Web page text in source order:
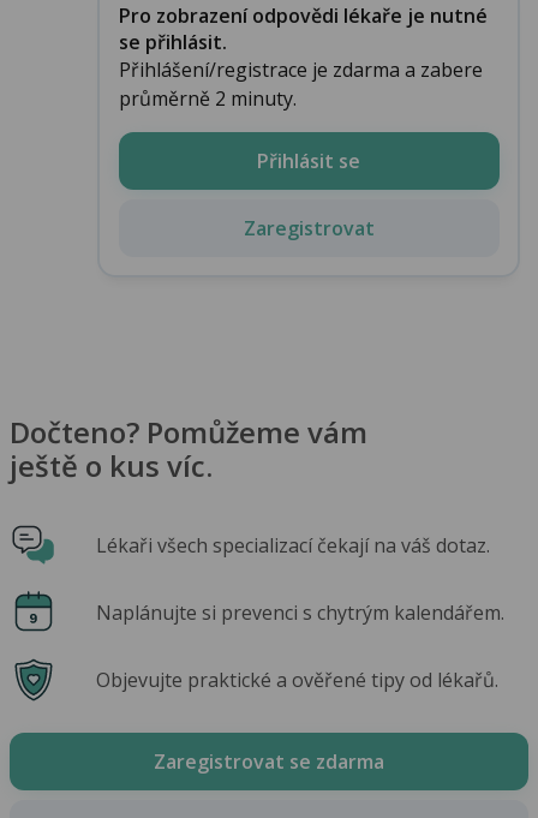
Pro zobrazení odpovědi lékaře je nutné
se přihlásit.
Přihlášení/registrace je zdarma a zabere
průměrně 2 minuty.
Přihlásit se
Zaregistrovat
Dočteno? Pomůžeme vám
ještě o kus víc.
Lékaři všech specializací čekají na váš dotaz.
Naplánujte si prevenci s chytrým kalendářem.
Objevujte praktické a ověřené tipy od lékařů.
Zaregistrovat se zdarma